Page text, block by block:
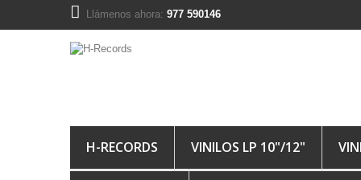
Llámenos ahora: 977 590146
H-RECORDS VINILOS LP 10"/12"